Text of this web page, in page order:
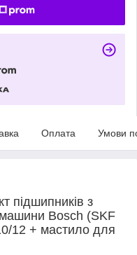
Оплата Умови
з
Bosch (SKF
12 + мастило для